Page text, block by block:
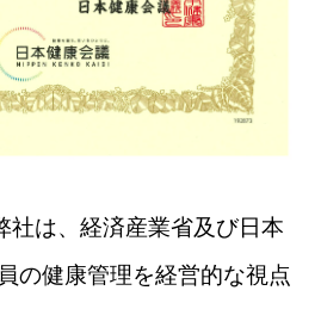
は、経済産業省及び日本
の健康管理を経営的な視点